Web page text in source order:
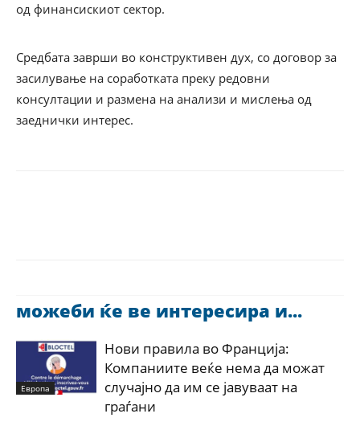
од финансискиот сектор.
Средбата заврши во конструктивен дух, со договор за
засилување на соработката преку редовни
консултации и размена на анализи и мислења од
заеднички интерес.
можеби ќе ве интересира и...
Европа
Нови правила во Франција:
Компаниите веќе нема да можат
случајно да им се јавуваат на
граѓани